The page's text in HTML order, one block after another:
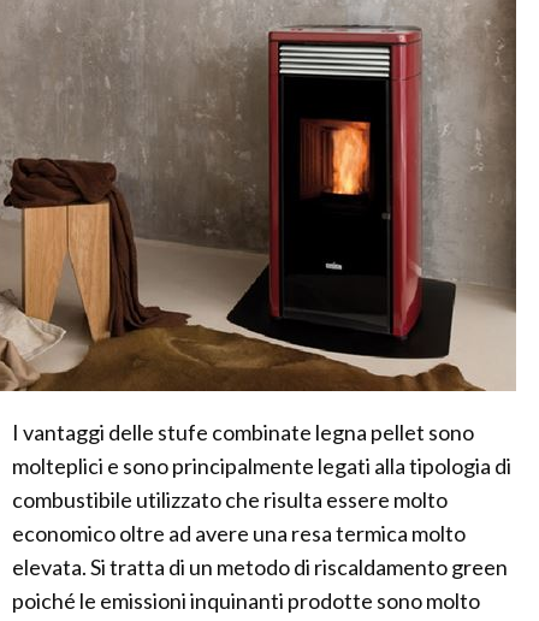
I vantaggi delle stufe combinate legna pellet sono
molteplici e sono principalmente legati alla tipologia di
combustibile utilizzato che risulta essere molto
economico oltre ad avere una resa termica molto
elevata. Si tratta di un metodo di riscaldamento green
poiché le emissioni inquinanti prodotte sono molto